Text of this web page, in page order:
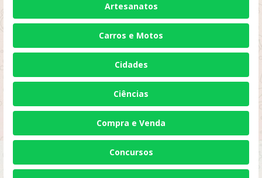
Artesanatos
Carros e Motos
Cidades
Ciências
Compra e Venda
Concursos